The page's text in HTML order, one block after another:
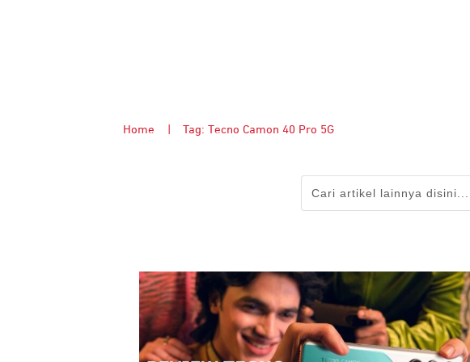
Home Tag: Tecno Camon 40 Pro 5G